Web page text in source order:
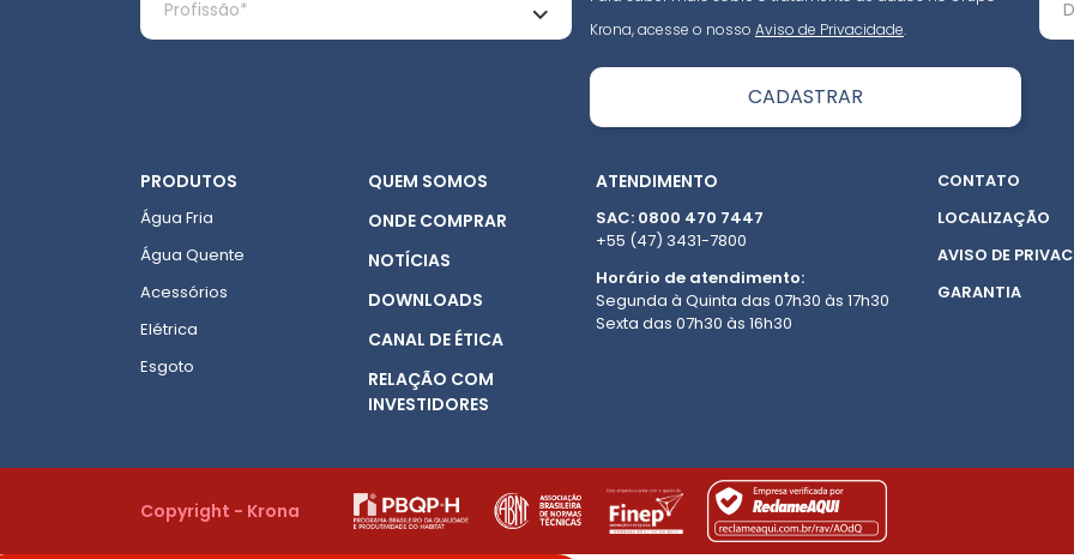
Krona, acesse o nosso Aviso de Privacidade.
PRODUTOS
Água Fria
Água Quente
Acessórios
Elétrica
Esgoto
QUEM SOMOS
ONDE COMPRAR
NOTÍCIAS
DOWNLOADS
CANAL DE ÉTICA
RELAÇÃO COM
INVESTIDORES
ATENDIMENTO
SAC: 0800 470 7447
+55 (47) 3431-7800
Horário de atendimento:
Segunda à Quinta das 07h30 às 17h30
Sexta das 07h30 às 16h30
CONTATO
LOCALIZAÇÃO
AVISO DE
GARANTIA
Copyright - Krona